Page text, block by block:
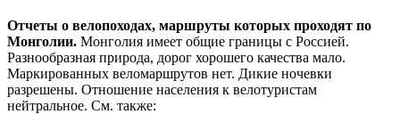
Отчеты о велопоходах, маршруты которых проходят по
Монголии. Монголия имеет общие границы с Россией.
Разнообразная природа, дорог хорошего качества мало.
Маркированных веломаршрутов нет. Дикие ночевки
разрешены. Отношение населения к велотуристам
нейтральное. См. также: